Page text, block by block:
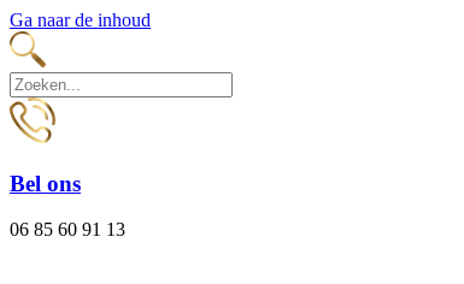
Ga naar de inhoud
Bel ons
06 85 60 91 13